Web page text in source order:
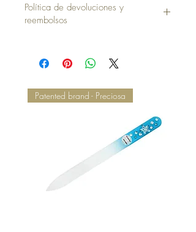
Política de devoluciones y
reembolsos
Patented brand - Preciosa